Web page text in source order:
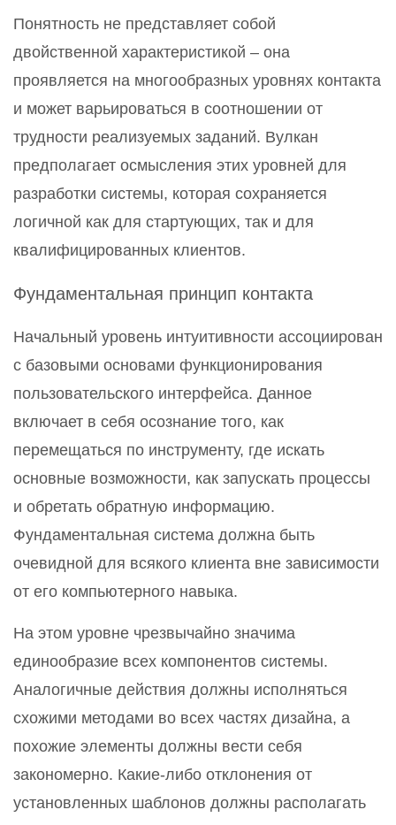
Понятность не представляет собой
двойственной характеристикой – она
проявляется на многообразных уровнях контакта
и может варьироваться в соотношении от
трудности реализуемых заданий. Вулкан
предполагает осмысления этих уровней для
разработки системы, которая сохраняется
логичной как для стартующих, так и для
квалифицированных клиентов.
Фундаментальная принцип контакта
Начальный уровень интуитивности ассоциирован
с базовыми основами функционирования
пользовательского интерфейса. Данное
включает в себя осознание того, как
перемещаться по инструменту, где искать
основные возможности, как запускать процессы
и обретать обратную информацию.
Фундаментальная система должна быть
очевидной для всякого клиента вне зависимости
от его компьютерного навыка.
На этом уровне чрезвычайно значима
единообразие всех компонентов системы.
Аналогичные действия должны исполняться
схожими методами во всех частях дизайна, а
похожие элементы должны вести себя
закономерно. Какие-либо отклонения от
установленных шаблонов должны располагать